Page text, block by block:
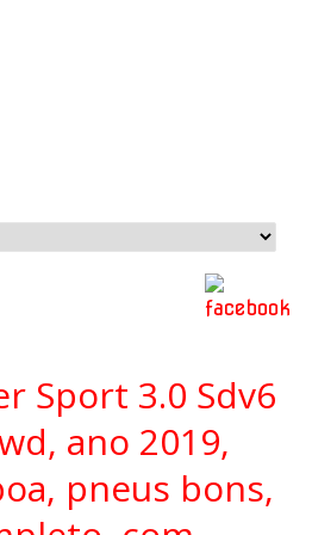
Sport 3.0 Sdv6
ano 2019,
pneus bons,